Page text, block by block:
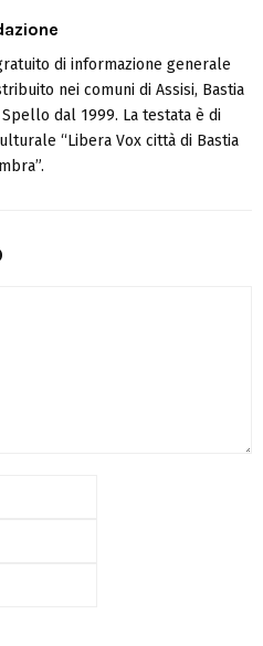
di informazione generale
nei comuni di Assisi, Bastia
dal 1999. La testata è di
“Libera Vox città di Bastia